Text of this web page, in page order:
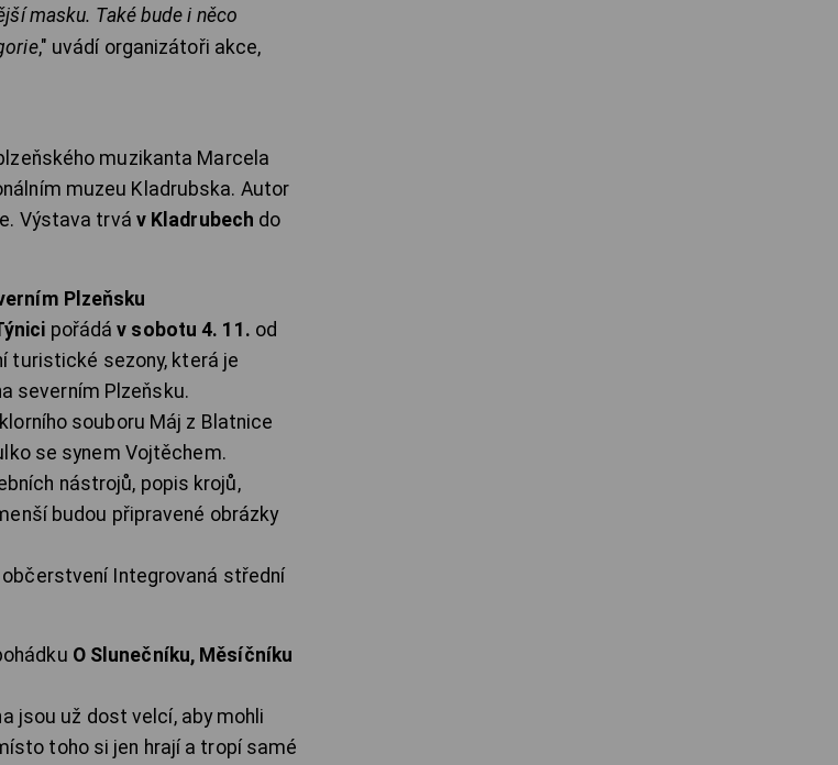
masku. Také bude i něco
," uvádí organizátoři akce,
muzikanta Marcela
muzeu Kladrubska. Autor
Výstava trvá v Kladrubech do
Plzeňsku
pořádáv sobotu 4. 11. od
turistické sezony, která je
severním Plzeňsku.
souboru Máj z Blatnice
se synem Vojtěchem.
nástrojů, popis krojů,
budou připravené obrázky
Integrovaná střední
O Slunečníku, Měsíčníku
jsou už dost velcí, aby mohli
toho si jen hrají a tropí samé